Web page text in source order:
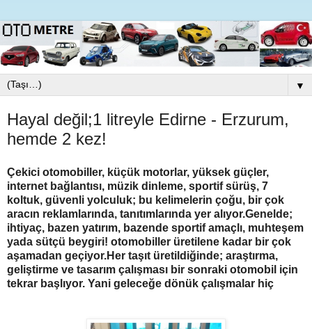
▼
Hayal değil;1 litreyle Edirne - Erzurum,
hemde 2 kez!
Çekici otomobiller, küçük motorlar, yüksek güçler,
internet bağlantısı, müzik dinleme, sportif sürüş, 7
koltuk, güvenli yolculuk; bu kelimelerin çoğu, bir çok
aracın reklamlarında, tanıtımlarında yer alıyor.Genelde;
ihtiyaç, bazen yatırım, bazende sportif amaçlı, muhteşem
yada sütçü beygiri! otomobiller üretilene kadar bir çok
aşamadan geçiyor.Her taşıt üretildiğinde; araştırma,
geliştirme ve tasarım çalışması bir sonraki otomobil için
tekrar başlıyor. Yani geleceğe dönük çalışmalar hiç